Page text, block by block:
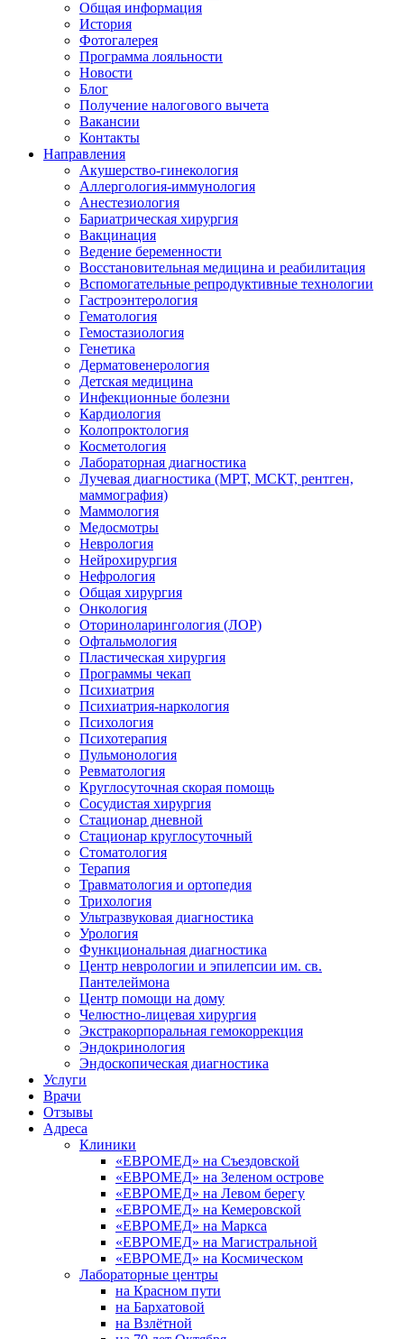
Общая информация
История
Фотогалерея
Программа лояльности
Новости
Блог
Получение налогового вычета
Вакансии
Контакты
Направления
Акушерство-гинекология
Аллергология-иммунология
Анестезиология
Бариатрическая хирургия
Вакцинация
Ведение беременности
Восстановительная медицина и реабилитация
Вспомогательные репродуктивные технологии
Гастроэнтерология
Гематология
Гемостазиология
Генетика
Дерматовенерология
Детская медицина
Инфекционные болезни
Кардиология
Колопроктология
Косметология
Лабораторная диагностика
Лучевая диагностика (МРТ, МСКТ, рентген,
маммография)
Маммология
Медосмотры
Неврология
Нейрохирургия
Нефрология
Общая хирургия
Онкология
Оториноларингология (ЛОР)
Офтальмология
Пластическая хирургия
Программы чекап
Психиатрия
Психиатрия-наркология
Психология
Психотерапия
Пульмонология
Ревматология
Круглосуточная скорая помощь
Сосудистая хирургия
Стационар дневной
Стационар круглосуточный
Стоматология
Терапия
Травматология и ортопедия
Трихология
Ультразвуковая диагностика
Урология
Функциональная диагностика
Центр неврологии и эпилепсии им. св.
Пантелеймона
Центр помощи на дому
Челюстно-лицевая хирургия
Экстракорпоральная гемокоррекция
Эндокринология
Эндоскопическая диагностика
Услуги
Врачи
Отзывы
Адреса
Клиники
«ЕВРОМЕД» на Съездовской
«ЕВРОМЕД» на Зеленом острове
«ЕВРОМЕД» на Левом берегу
«ЕВРОМЕД» на Кемеровской
«ЕВРОМЕД» на Маркса
«ЕВРОМЕД» на Магистральной
«ЕВРОМЕД» на Космическом
Лабораторные центры
на Красном пути
на Бархатовой
на Взлётной